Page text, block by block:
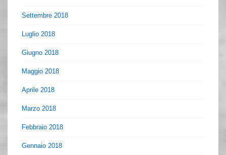
Settembre 2018
Luglio 2018
Giugno 2018
Maggio 2018
Aprile 2018
Marzo 2018
Febbraio 2018
Gennaio 2018